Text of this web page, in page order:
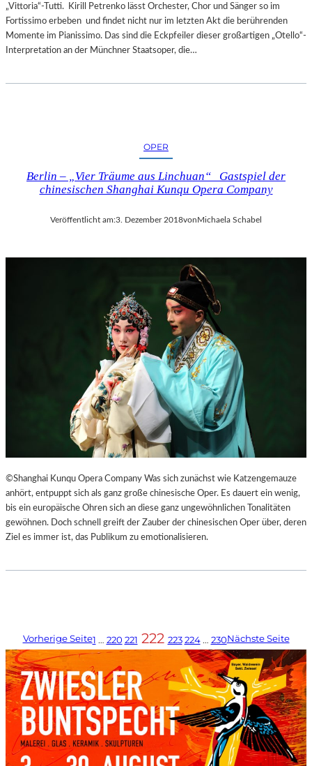
„Vittoria“-Tutti. Kirill Petrenko lässt Orchester, Chor und Sänger so im
Fortissimo erbeben und findet nicht nur im letzten Akt die berührenden
Momente im Pianissimo. Das sind die Eckpfeiler dieser großartigen „Otello“-
Interpretation an der Münchner Staatsoper, die…
OPER
Berlin – „Vier Träume aus Linchuan“ Gastspiel der
chinesischen Shanghai Kunqu Opera Company
Veröffentlicht am:3. Dezember 2018vonMichaela Schabel
©Shanghai Kunqu Opera Company Was sich zunächst wie Katzengemauze
anhört, entpuppt sich als ganz große chinesische Oper. Es dauert ein wenig,
bis ein europäische Ohren sich an diese ganz ungewöhnlichen Tonalitäten
gewöhnen. Doch schnell greift der Zauber der chinesischen Oper über, deren
Ziel es immer ist, das Publikum zu emotionalisieren.
Vorherige Seite1 … 220 221 222 223 224 … 230Nächste Seite